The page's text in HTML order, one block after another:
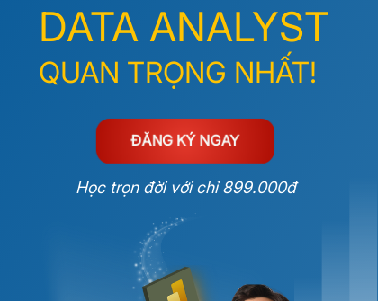
Học trọn đời với chỉ 899.000đ
ĐĂNG KÝ NGAY
DATA ANALYST
QUAN TRỌNG NHẤT!